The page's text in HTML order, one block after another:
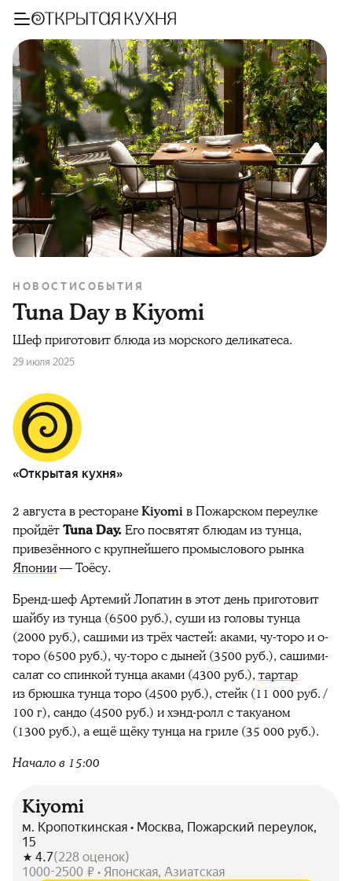
НОВОСТИСОБЫТИЯ
Tuna Day в Kiyomi
Шеф приготовит блюда из морского деликатеса.
29 июля 2025
«Открытая кухня»
2 августа в ресторанеKiyomiв Пожарском переулке
пройдётTuna Day.Его посвятят блюдам из тунца,
привезённого скрупнейшего промыслового рынка
Японии— Тоёсу.
Бренд-шеф Артемий Лопатин в этот день приготовит
шайбу из тунца (6500 руб.), суши из головы тунца
(2000 руб.), сашими из трёх частей: аками, чу-торо и о-
торо (6500 руб.), чу-торо с дыней (3500 руб.), сашими-
салат со спинкой тунца аками (4300 руб.), тартар
из брюшка тунца торо (4500 руб.), стейк (11 000 руб. /
100 г), сандо (4500 руб.) и хэнд-ролл с такуаном
(1300 руб.), а ещё щёку тунца на гриле (35 000 руб.).
Начало в 15:00
Kiyomi
м. Кропоткинская • Москва, Пожарский переулок,
15
4.7(228 оценок)
1000-2500 ₽ • Японская, Азиатская